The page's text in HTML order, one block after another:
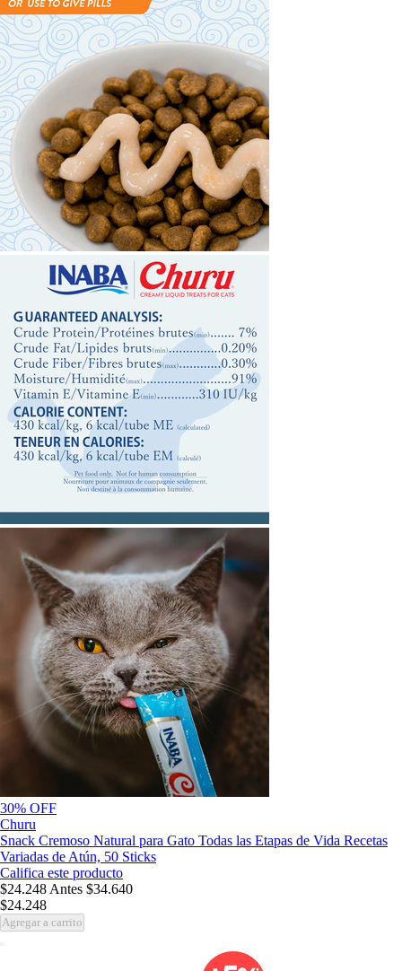
30% OFF
Churu
Snack Cremoso Natural para Gato Todas las Etapas de Vida Recetas
Variadas de Atún, 50 Sticks
Califica este producto
$24.248 Antes $34.640
$24.248
Agregar a carrito